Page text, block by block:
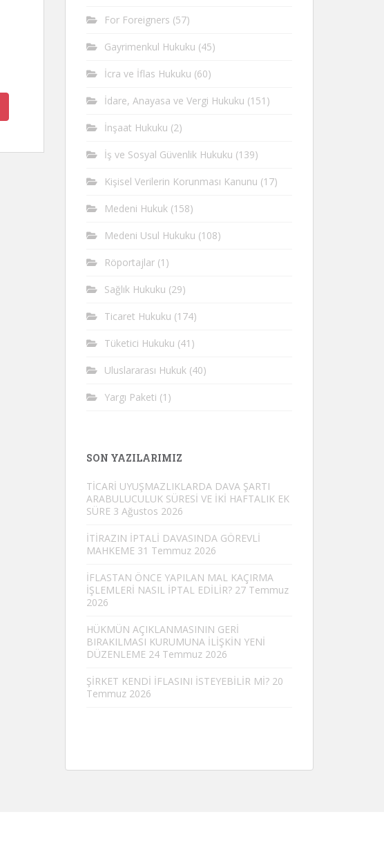
For Foreigners (57)
Gayrimenkul Hukuku (45)
İcra ve İflas Hukuku (60)
İdare, Anayasa ve Vergi Hukuku (151)
İnşaat Hukuku (2)
İş ve Sosyal Güvenlik Hukuku (139)
Kişisel Verilerin Korunması Kanunu (17)
Medeni Hukuk (158)
Medeni Usul Hukuku (108)
Röportajlar (1)
Sağlık Hukuku (29)
Ticaret Hukuku (174)
Tüketici Hukuku (41)
Uluslararası Hukuk (40)
Yargı Paketi (1)
SON YAZILARIMIZ
TİCARİ UYUŞMAZLIKLARDA DAVA ŞARTI
ARABULUCULUK SÜRESİ VE İKİ HAFTALIK EK
SÜRE 3 Ağustos 2026
İTİRAZIN İPTALİ DAVASINDA GÖREVLİ
MAHKEME 31 Temmuz 2026
İFLASTAN ÖNCE YAPILAN MAL KAÇIRMA
İŞLEMLERİ NASIL İPTAL EDİLİR? 27 Temmuz
2026
HÜKMÜN AÇIKLANMASININ GERİ
BIRAKILMASI KURUMUNA İLİŞKİN YENİ
DÜZENLEME 24 Temmuz 2026
ŞİRKET KENDİ İFLASINI İSTEYEBİLİR Mİ? 20
Temmuz 2026